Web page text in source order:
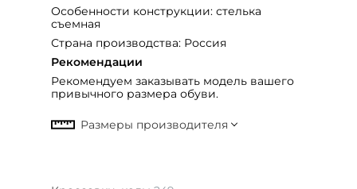
Особенности конструкции: стелька
съемная
Страна производства: Россия
Рекомендации
Рекомендуем заказывать модель вашего
привычного размера обуви.